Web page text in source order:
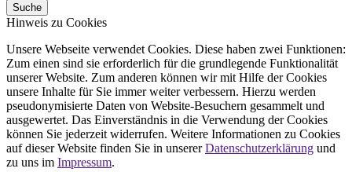
Suche
Hinweis zu Cookies
Unsere Webseite verwendet Cookies. Diese haben zwei Funktionen:
Zum einen sind sie erforderlich für die grundlegende Funktionalität
unserer Website. Zum anderen können wir mit Hilfe der Cookies
unsere Inhalte für Sie immer weiter verbessern. Hierzu werden
pseudonymisierte Daten von Website-Besuchern gesammelt und
ausgewertet. Das Einverständnis in die Verwendung der Cookies
können Sie jederzeit widerrufen. Weitere Informationen zu Cookies
auf dieser Website finden Sie in unsererDatenschutzerklärung und
zu uns im Impressum.